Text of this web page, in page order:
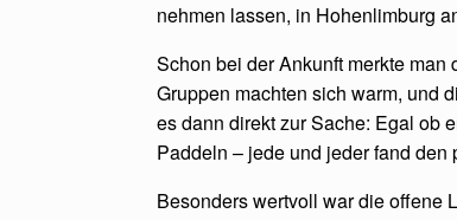
nehmen lassen, in Hohenlimburg
Schon bei der Ankunft merkte
Gruppen machten sich warm, und
es dann direkt zur Sache: Egal ob
Paddeln – jede und jeder fand den
Besonders wertvoll war die offene